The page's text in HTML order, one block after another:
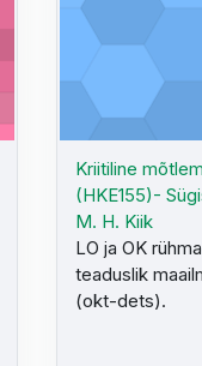
Kriitiline
(HKE155)-
M. H. Kiik
LO ja OK
teaduslik
(okt-dets).